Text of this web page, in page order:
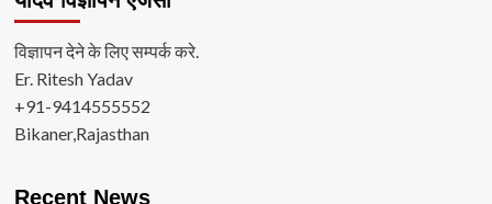
विज्ञापन देने के लिए सम्पर्क करे.
Er. Ritesh Yadav
+91-9414555552
Bikaner,Rajasthan
Recent News